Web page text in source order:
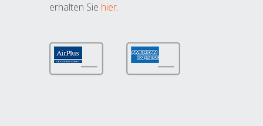
erhalten Sie hier.